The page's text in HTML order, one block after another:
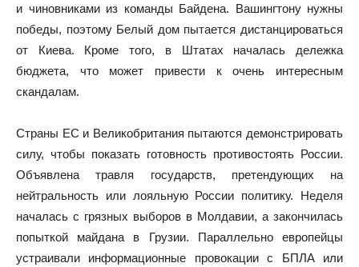
и чиновниками из команды Байдена. Вашингтону нужны
победы, поэтому Белый дом пытается дистанцироваться
от Киева. Кроме того, в Штатах началась дележка
бюджета, что может привести к очень интересным
скандалам.
Страны ЕС и Великобритания пытаются демонстрировать
силу, чтобы показать готовность противостоять России.
Объявлена травля государств, претендующих на
нейтральность или лояльную России политику. Неделя
началась с грязных выборов в Молдавии, а закончилась
попыткой майдана в Грузии. Параллельно европейцы
устраивали информационные провокации с БПЛА или